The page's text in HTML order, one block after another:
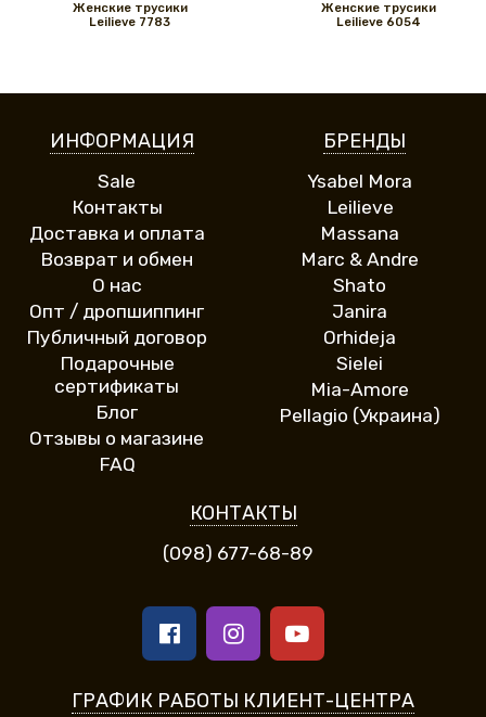
Женские трусики
Leilieve 7783
Женские трусики
Leilieve 6054
ИНФОРМАЦИЯ
Sale
Контакты
Доставка и оплата
Возврат и обмен
О нас
Опт / дропшиппинг
Публичный договор
Подарочные
сертификаты
Блог
Отзывы о магазине
FAQ
БРЕНДЫ
Ysabel Mora
Leilieve
Massana
Marc & Andre
Shato
Janira
Orhideja
Sielei
Mia-Amore
Pellagio (Украина)
КОНТАКТЫ
(098) 677-68-89
ГРАФИК РАБОТЫ КЛИЕНТ-ЦЕНТРА